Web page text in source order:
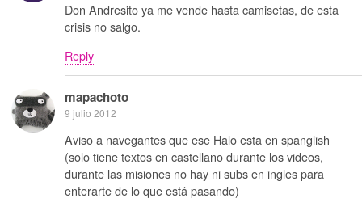
Don Andresito ya me vende hasta camisetas, de esta
crisis no salgo.
Reply
mapachoto
9 julio 2012
Aviso a navegantes que ese Halo esta en spanglish
(solo tiene textos en castellano durante los videos,
durante las misiones no hay ni subs en ingles para
enterarte de lo que está pasando)